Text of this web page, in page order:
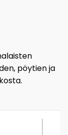
pöytien ja